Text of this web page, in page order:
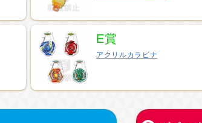
E賞
アクリルカラビナ